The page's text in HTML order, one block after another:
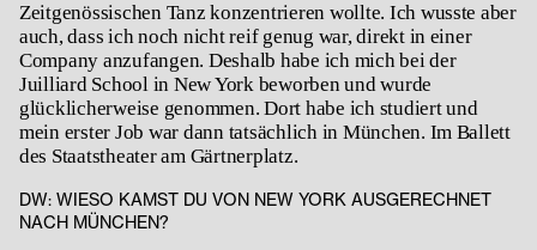
Zeitgenössischen Tanz konzentrieren wollte. Ich wusste aber
auch, dass ich noch nicht reif genug war, direkt in einer
Company anzufangen. Deshalb habe ich mich bei der
Juilliard School in New York beworben und wurde
glücklicherweise genommen. Dort habe ich studiert und
mein erster Job war dann tatsächlich in München. Im Ballett
des Staatstheater am Gärtnerplatz.
DW: WIESO KAMST DU VON NEW YORK AUSGERECHNET
NACH MÜNCHEN?